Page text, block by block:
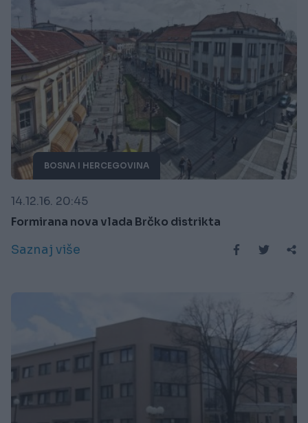
BOSNA I HERCEGOVINA
14.12.16. 20:45
Formirana nova vlada Brčko distrikta
Saznaj više